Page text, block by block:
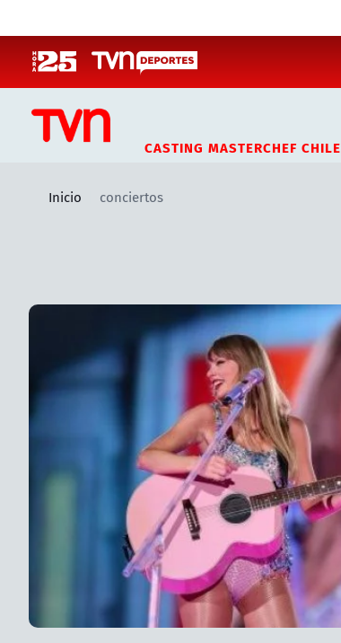
CASTING MASTERCHEF CHILE
Inicio conciertos
Artículos relacionados con conciertos